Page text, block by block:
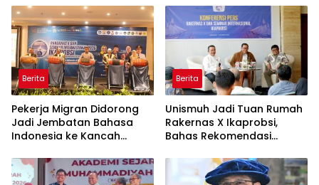
Berita
Pekerja Migran Didorong
Jadi Jembatan Bahasa
Indonesia ke Kancah
Berita
Unismuh Jadi Tuan Rumah
Rakernas X Ikaprobsi,
Bahas Rekomendasi
Indonesia di Tingkat
Global